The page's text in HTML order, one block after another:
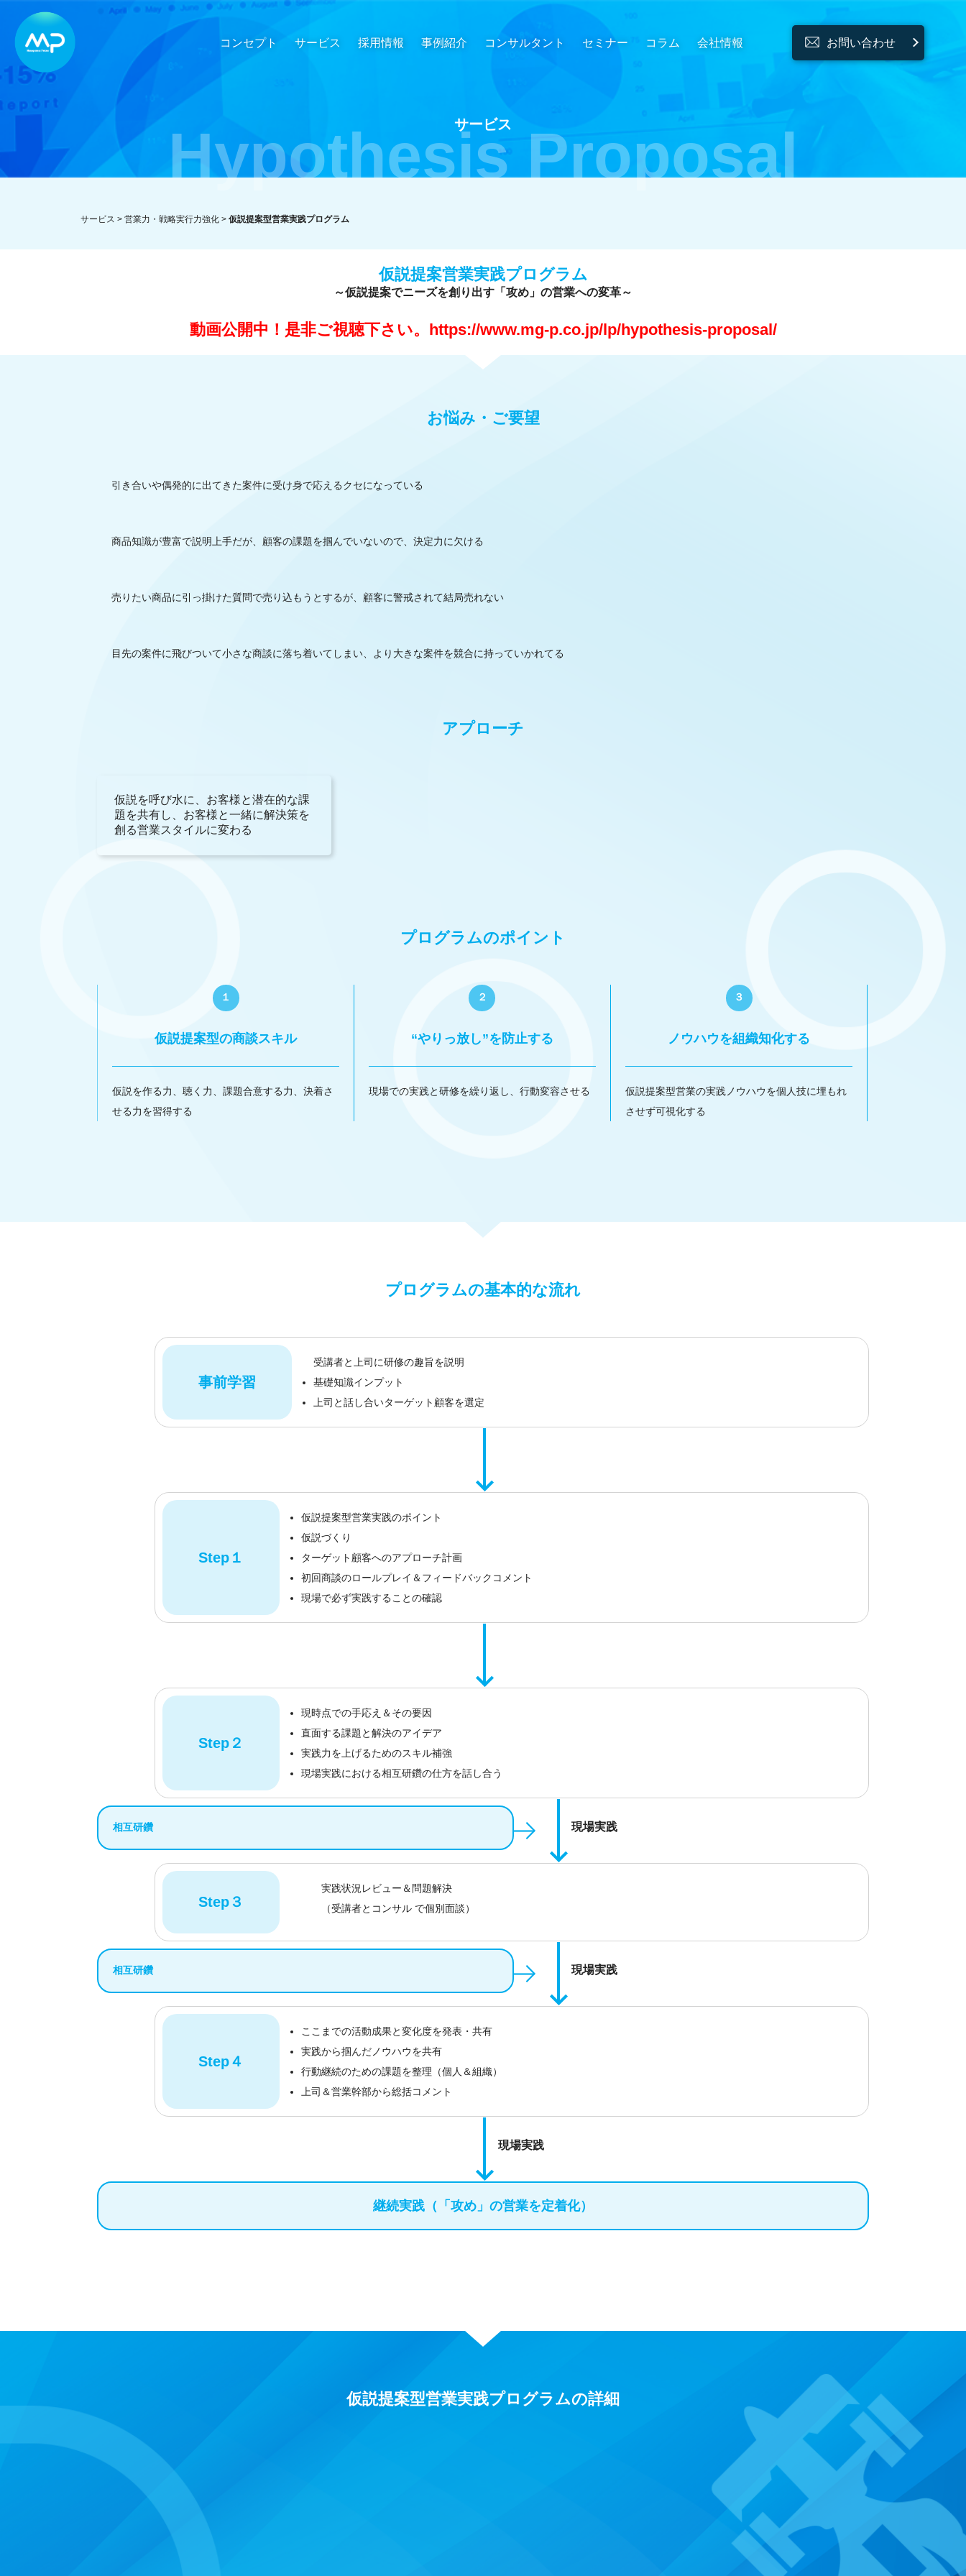
コンセプト サービス 採用情報 事例紹介 コンサルタント セミナー コラム 会社情報 お問い合わせ
サービス
Hypothesis Proposal
サービス > 営業力・戦略実行力強化 > 仮説提案型営業実践プログラム
仮説提案営業実践プログラム
～仮説提案でニーズを創り出す「攻め」の営業への変革～
動画公開中！是非ご視聴下さい。 https://www.mg-p.co.jp/lp/hypothesis-proposal/
お悩み・ご要望
引き合いや偶発的に出てきた案件に受け身で応えるクセになっている
商品知識が豊富で説明上手だが、顧客の課題を掴んでいないので、決定力に欠ける
売りたい商品に引っ掛けた質問で売り込もうとするが、顧客に警戒されて結局売れない
目先の案件に飛びついて小さな商談に落ち着いてしまい、より大きな案件を競合に持っていかれてる
アプローチ
仮説を呼び水に、お客様と潜在的な課
題を共有し、お客様と一緒に解決策を
創る営業スタイルに変わる
プログラムのポイント
１
仮説提案型の商談スキル
仮説を作る力、聴く力、課題合意する力、決着さ
せる力を習得する
２
“やりっ放し”を防止する
現場での実践と研修を繰り返し、行動変容させる
３
ノウハウを組織知化する
仮説提案型営業の実践ノウハウを個人技に埋もれ
させず可視化する
プログラムの基本的な流れ
事前学習
受講者と上司に研修の趣旨を説明
基礎知識インプット
上司と話し合いターゲット顧客を選定
Step１
仮説提案型営業実践のポイント
仮説づくり
ターゲット顧客へのアプローチ計画
初回商談のロールプレイ＆フィードバックコメント
現場で必ず実践することの確認
Step２
現時点での手応え＆その要因
直面する課題と解決のアイデア
実践力を上げるためのスキル補強
現場実践における相互研鑽の仕方を話し合う
相互研鑽 現場実践
Step３
実践状況レビュー＆問題解決
（受講者とコンサル で個別面談）
相互研鑽 現場実践
Step４
ここまでの活動成果と変化度を発表・共有
実践から掴んだノウハウを共有
行動継続のための課題を整理（個人＆組織）
上司＆営業幹部から総括コメント
現場実践
継続実践（「攻め」の営業を定着化）
仮説提案型営業実践プログラムの詳細